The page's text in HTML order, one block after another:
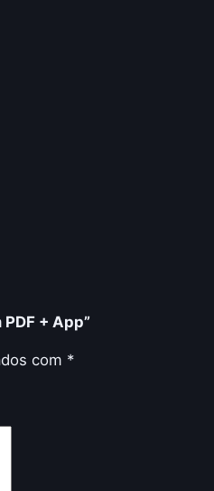
+ App”
com *